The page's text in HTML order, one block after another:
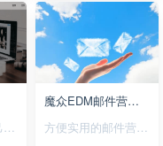
让您快速拥有自己私有化的图床系统
魔众EDM邮件营销系统
方便实用的邮件营销系统